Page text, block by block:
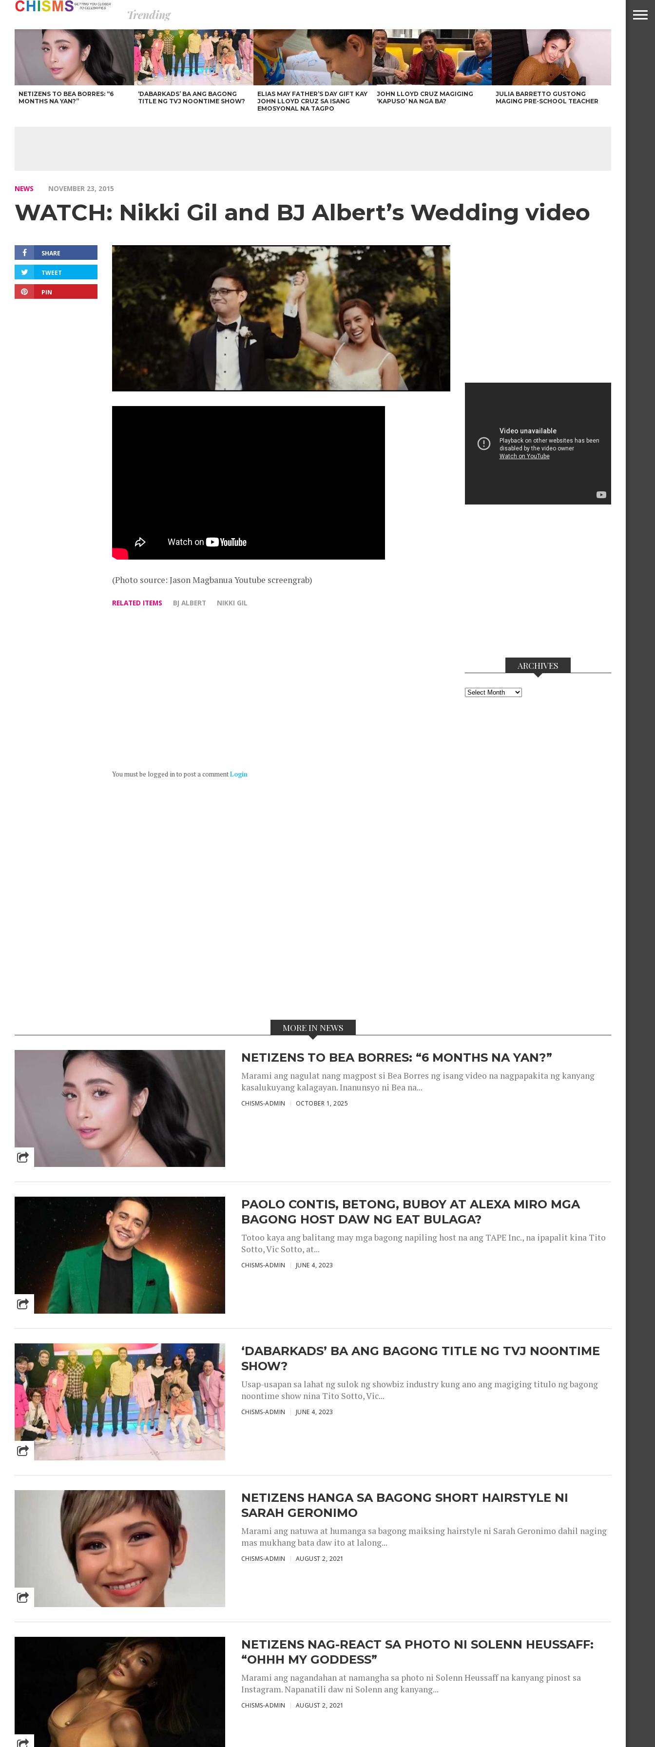
Trending
NETIZENS TO BEA BORRES: “6
MONTHS NA YAN?”
‘DABARKADS’ BA ANG BAGONG
TITLE NG TVJ NOONTIME SHOW?
ELIAS MAY FATHER’S DAY GIFT KAY
JOHN LLOYD CRUZ SA ISANG
EMOSYONAL NA TAGPO
JOHN LLOYD CRUZ MAGIGING
‘KAPUSO’ NA NGA BA?
JULIA BARRETTO GUSTONG
MAGING PRE-SCHOOL TEACHER
NEWS NOVEMBER 23, 2015
WATCH: Nikki Gil and BJ Albert’s Wedding video
SHARE
TWEET
PIN
(Photo source: Jason Magbanua Youtube screengrab)
RELATED ITEMS BJ ALBERT NIKKI GIL
You must be logged in to post a commentLogin
ARCHIVES
Archives
MORE IN NEWS
NETIZENS TO BEA BORRES: “6 MONTHS NA YAN?”
Marami ang nagulat nang magpost si Bea Borres ng isang video na nagpapakita ng kanyang
kasalukuyang kalagayan. Inanunsyo ni Bea na...
CHISMS-ADMIN OCTOBER 1, 2025
PAOLO CONTIS, BETONG, BUBOY AT ALEXA MIRO MGA
BAGONG HOST DAW NG EAT BULAGA?
Totoo kaya ang balitang may mga bagong napiling host na ang TAPE Inc., na ipapalit kina Tito
Sotto, Vic Sotto, at...
CHISMS-ADMIN JUNE 4, 2023
‘DABARKADS’ BA ANG BAGONG TITLE NG TVJ NOONTIME
SHOW?
Usap-usapan sa lahat ng sulok ng showbiz industry kung ano ang magiging titulo ng bagong
noontime show nina Tito Sotto, Vic...
CHISMS-ADMIN JUNE 4, 2023
NETIZENS HANGA SA BAGONG SHORT HAIRSTYLE NI
SARAH GERONIMO
Marami ang natuwa at humanga sa bagong maiksing hairstyle ni Sarah Geronimo dahil naging
mas mukhang bata daw ito at lalong...
CHISMS-ADMIN AUGUST 2, 2021
NETIZENS NAG-REACT SA PHOTO NI SOLENN HEUSSAFF:
“OHHH MY GODDESS”
Marami ang nagandahan at namangha sa photo ni Solenn Heussaff na kanyang pinost sa
Instagram. Napanatili daw ni Solenn ang kanyang...
CHISMS-ADMIN AUGUST 2, 2021